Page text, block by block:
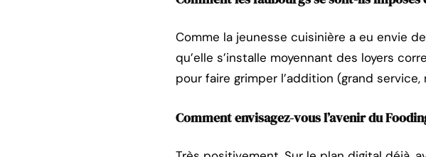
Comme la jeunesse cuisinière a eu envie
qu’elle s’installe moyennant des loyers
pour faire grimper l’addition (grand
Comment envisagez-vous l’avenir du